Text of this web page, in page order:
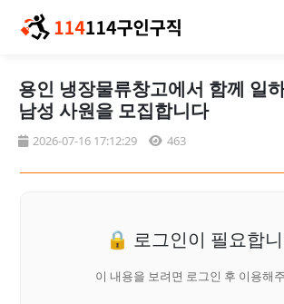
용인 냉장물류창고에서 함께 일
남성 사원을 모집합니다
2026-07-16 17:12:29 463
🔒 로그인이 필요합
이 내용을 보려면 로그인 후 이용해